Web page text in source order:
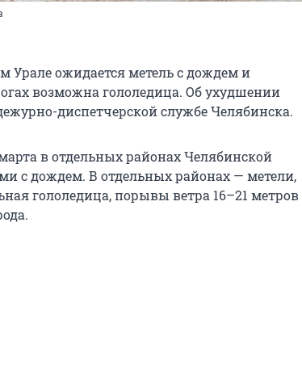
Урале ожидается метель с дождем и
возможна гололедица. Об ухудшении
диспетчерской службе Челябинска.
в отдельных районах Челябинской
с дождем. В отдельных районах — метели,
гололедица, порывы ветра 16–21 метров